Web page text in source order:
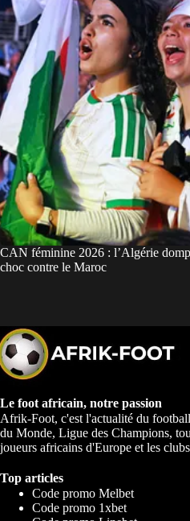
CAN féminine 2026 : l’Algérie
choc contre le Maroc
Le foot africain, notre passion
Afrik-Foot, c'est l'actualité du
du Monde, Ligue des Champions,
joueurs africains d'Europe et les
Top articles
Code promo Melbet
Code promo 1xbet